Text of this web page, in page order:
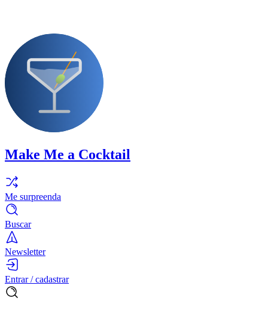
Make Me a Cocktail
Me surpreenda
Buscar
Newsletter
Entrar / cadastrar